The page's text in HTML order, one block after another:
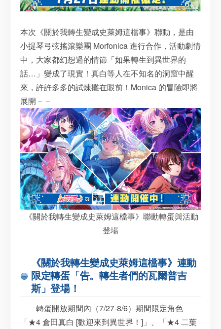
本次《關於我轉生變成史萊姆這檔事》聯動，是由
小提琴弓弦搖滾樂團 Morfonica 進行合作，活動劇情
中，大家都幻想過的情節「如果轉生到異世界的
話…」變成了現實！真白等人在不知名的洞窟中醒
來，許許多多的試煉攤在眼前！Monica 的冒險即將
展開－－
《關於我轉生變成史萊姆這檔事》聯動轉蛋與活動
登場
《關於我轉生變成史萊姆這檔事》連動
限定轉蛋「告。轉生者們的瓦爾普吉
斯」登場！
轉蛋開放期間內（7/27-8/6）期間限定角色
「★4 倉田真白 [歡迎來到異世界！]」、「★4 二葉